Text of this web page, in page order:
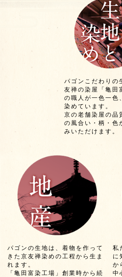
パゴンこだわりの
友禅の染屋「亀田
の職人が一色一色
染めています。
京の老舗染屋の品
の風合い・柄・色
みいただけます。
パゴンの生地は、着物を作って
きた京友禅染めの工程から生ま
れます。
「亀田富染工場」創業時から続
私
に
か
中